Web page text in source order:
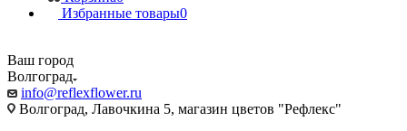
Избранные товары0
Ваш город
Волгоград
info@reflexflower.ru
Волгоград, Лавочкина 5, магазин цветов "Рефлекс"